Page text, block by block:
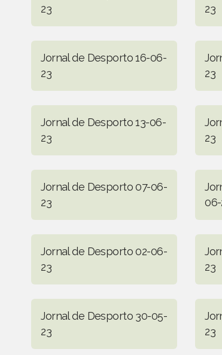
23
23
Jornal de Desporto 16-06-
23
23
Jornal de Desporto 13-06-
23
23
Jornal de Desporto 07-06-
23
Jornal de Desporto 02-06-
23
23
Jornal de Desporto 30-05-
23
23